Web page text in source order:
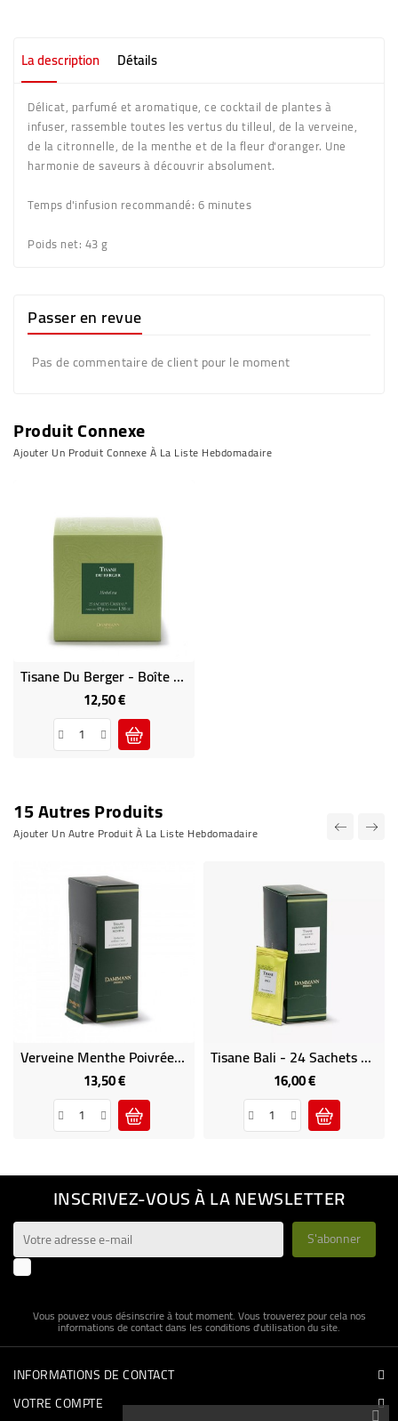
La description Détails
Délicat, parfumé et aromatique, ce cocktail de plantes à
infuser, rassemble toutes les vertus du tilleul, de la verveine,
de la citronnelle, de la menthe et de la fleur d'oranger. Une
harmonie de saveurs à découvrir absolument.
Temps d'infusion recommandé: 6 minutes
Poids net: 43 g
Passer en revue
Pas de commentaire de client pour le moment
Produit Connexe
Ajouter Un Produit Connexe À La Liste Hebdomadaire
Tisane Du Berger - Boîte 25 Sachets Cristal Infusion Dammann
12,50 €Prix
15 Autres Produits
Ajouter Un Autre Produit À La Liste Hebdomadaire
Verveine Menthe Poivrée - 24 Sachets Cristal Suremballés Dammann
13,50 €Prix
Tisane Bali - 24 Sachets Cristal Suremballés Dammann
16,00 €Prix
INSCRIVEZ-VOUS À LA NEWSLETTER
Vous pouvez vous désinscrire à tout moment. Vous trouverez pour cela nos
informations de contact dans les conditions d'utilisation du site.
INFORMATIONS DE CONTACT
VOTRE COMPTE